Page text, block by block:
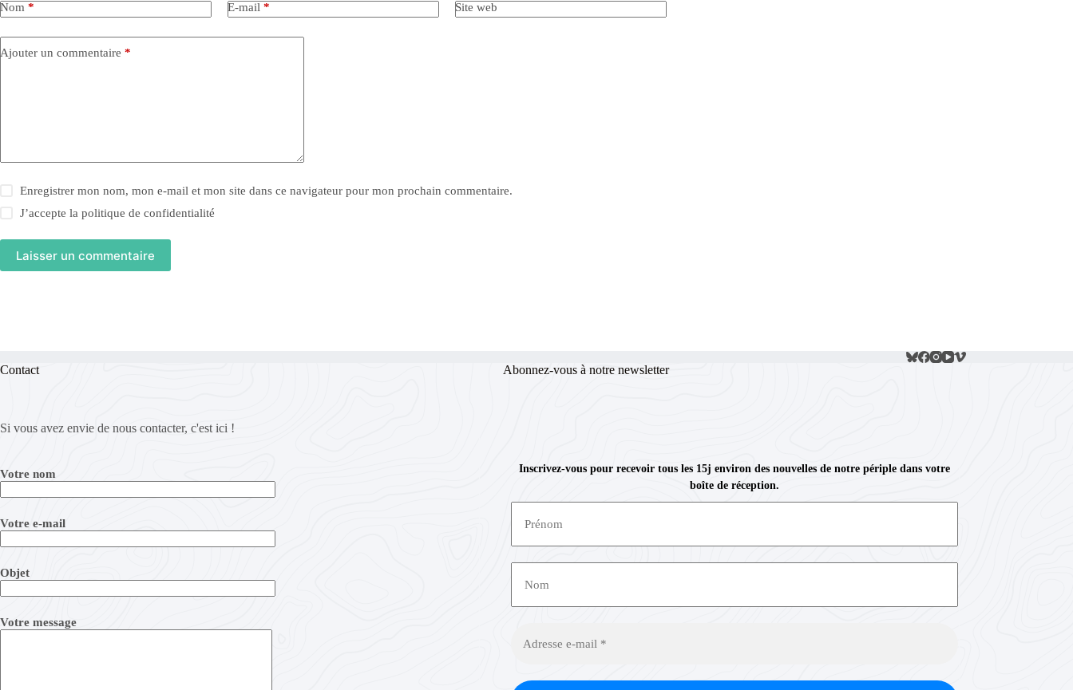
Nom * E-mail * Site web
Ajouter un commentaire *
Enregistrer mon nom, mon e-mail et mon site dans ce navigateur pour mon prochain commentaire.
J’accepte lapolitique de confidentialité
Laisser un commentaire
Contact
Si vous avez envie de nous contacter, c'est ici !
Votre nom
Votre e-mail
Objet
Votre message
Abonnez-vous à notre newsletter
Inscrivez-vous pour recevoir tous les 15j environ des nouvelles de notre périple dans votre
boîte de réception.